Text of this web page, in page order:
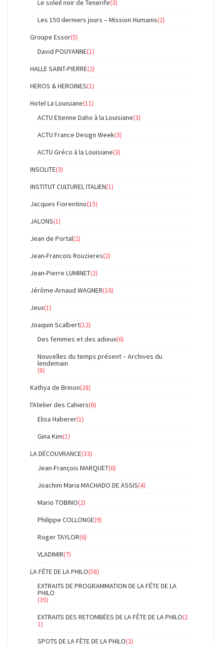
Le soleil noir de Tenerife(3)
Les 150 derniers jours – Mission Humanis(2)
Groupe Essor(5)
David POUYANNE(1)
HALLE SAINT-PIERRE(2)
HEROS & HEROINES(1)
Hotel La Louisiane(11)
ACTU Etienne Daho à la Louisiane(3)
ACTU France Design Week(3)
ACTU Gréco à la Louisiane(3)
INSOLITE(3)
INSTITUT CULTUREL ITALIEN(1)
Jacques Fiorentino(15)
JALONS(1)
Jean de Portal(2)
Jean-Francois Rouzieres(2)
Jean-Pierre LUMINET(2)
Jérôme-Arnaud WAGNER(16)
Jeux(1)
Joaquin Scalbert(12)
Des femmes et des adieux(6)
Nouvelles du temps présent – Archives du
lendemain
(8)
Kathya de Brinon(28)
l'Atelier des Cahiers(6)
Elisa Haberer(1)
Gina Kim(1)
LA DÉCOUVRANCE(33)
Jean-François MARQUET(6)
Joachim Maria MACHADO DE ASSIS(4)
Mario TOBINO(2)
Philippe COLLONGE(9)
Roger TAYLOR(6)
VLADIMIR(7)
LA FÊTE DE LA PHILO(58)
EXTRAITS DE PROGRAMMATION DE LA FÊTE DE LA
PHILO
(35)
EXTRAITS DES RETOMBÉES DE LA FÊTE DE LA PHILO(2
1)
SPOTS DE LA FÊTE DE LA PHILO(2)